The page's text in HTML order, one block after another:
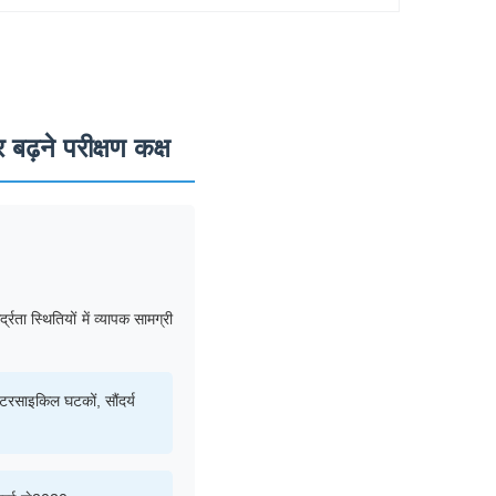
परीक्षण कक्ष
स्थितियों में व्यापक सामग्री
घटकों, सौंदर्य